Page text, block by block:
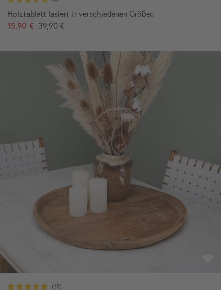
Holztablett lasiert in verschiedenen Größen
15,90 € 39,90 €